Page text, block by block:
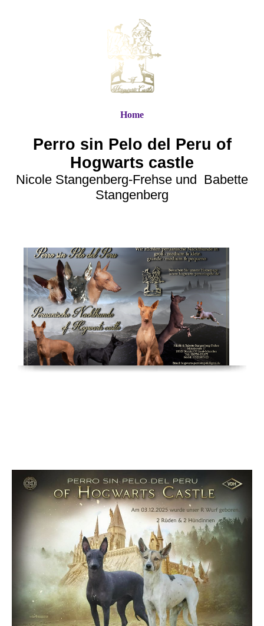
Perro sin Pelo del Peru of
Hogwarts castle
Nicole Stangenberg-Frehse und Babette
Stangenberg
Home